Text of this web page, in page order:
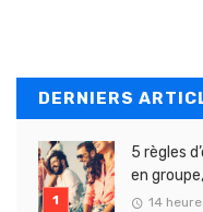
DERNIERS
5 règles
en
14